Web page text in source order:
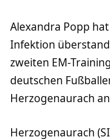
Alexandra Popp
Infektion
zweiten EM-
deutschen
Herzogenaurach
Herzogenaurach